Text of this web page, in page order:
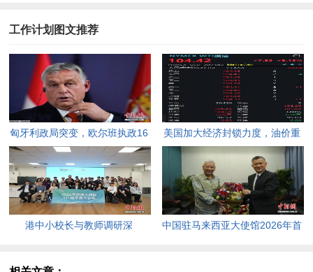
工作计划图文推荐
匈牙利政局突变，欧尔班执政16
年终结。
美国加大经济封锁力度，油价重
返100美元高点，黄金价格急
跌，日韩主要股指开盘走低。
港中小校长与教师调研深
课堂新路径。
中国驻马来西亚大使馆2026年首